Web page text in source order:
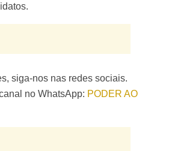
siga-nos nas redes sociais.
no WhatsApp: PODER AO